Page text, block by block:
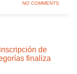
NO COMMENTS
de
finaliza